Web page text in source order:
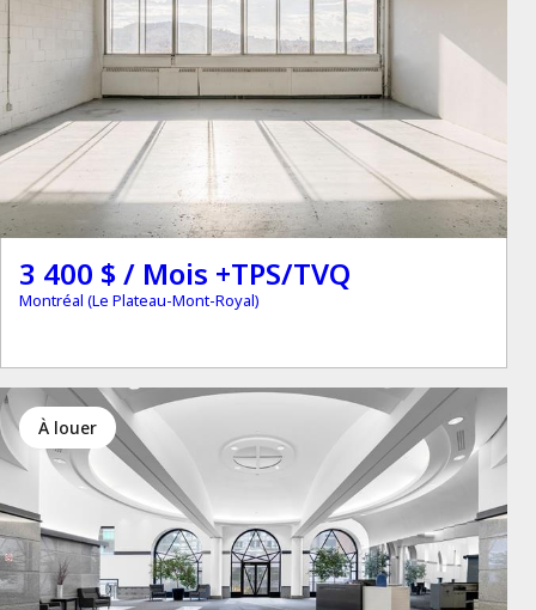
3 400 $ / Mois +TPS/TVQ
Montréal (Le Plateau-Mont-Royal)
à louer